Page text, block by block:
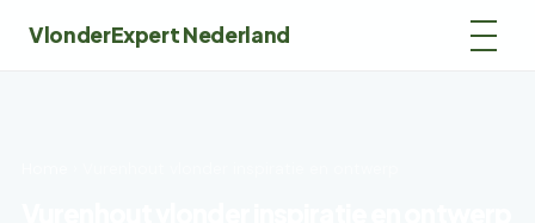
VlonderExpert Nederland